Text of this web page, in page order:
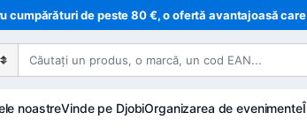
cumpărături de peste 80 €, o ofertă avantajoasă
noastreVinde pe DjobiOrganizarea de evenimente